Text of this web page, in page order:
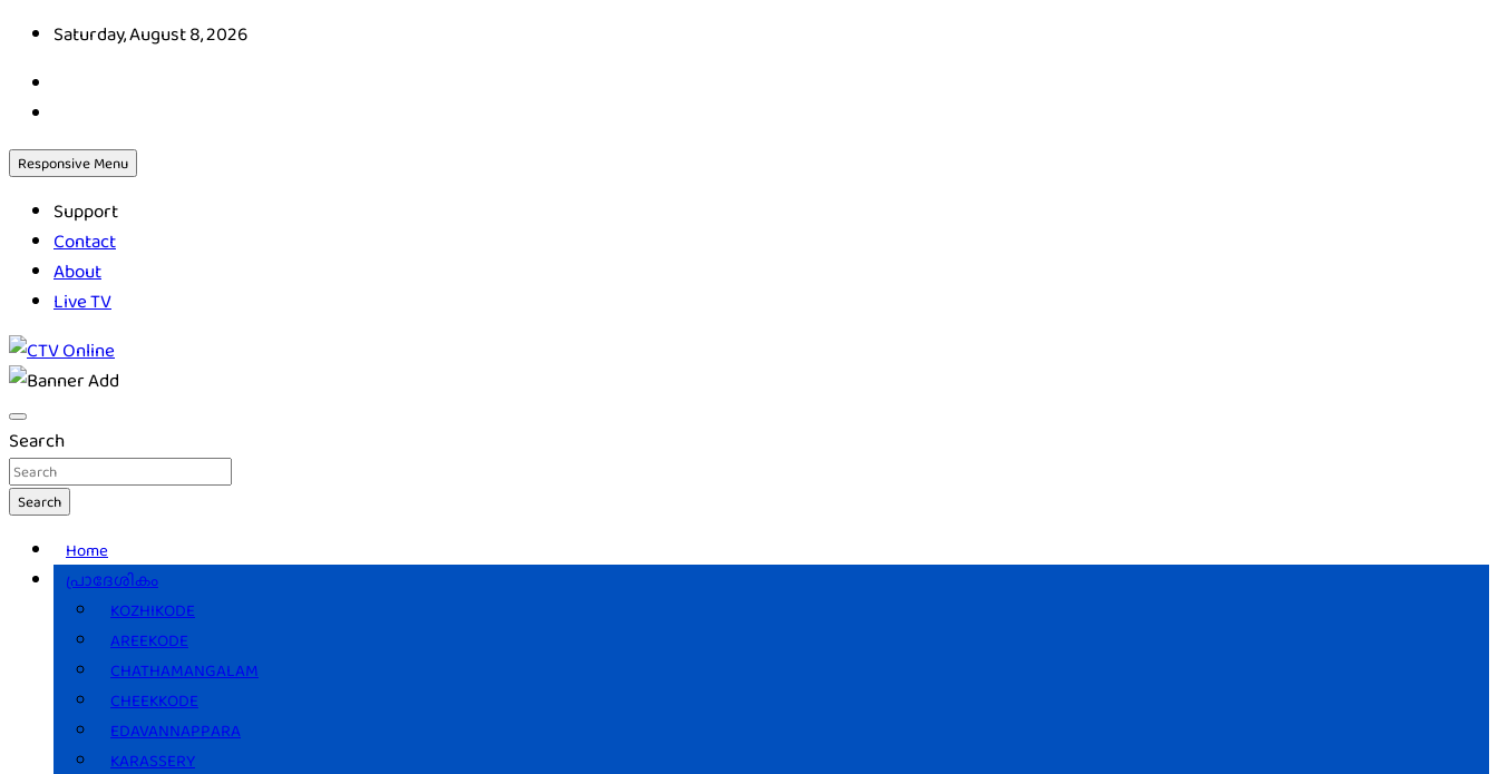
Skip
content
Saturday, August 8, 2026
Responsive Menu
Support
Contact
About
Live TV
CTV Online
Search
Search
Home
പ്രാദേശികം
KOZHIKODE
AREEKODE
CHATHAMANGALAM
CHEEKKODE
EDAVANNAPPARA
KARASSERY